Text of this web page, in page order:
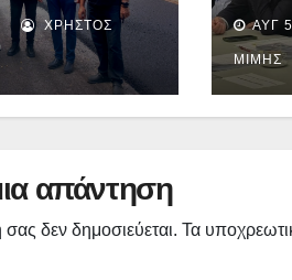
η
της
–
ΧΡΉΣΤΟΣ
για
ΑΥΓ
ΜΊΜΗΣ
απάντηση
δεν δημοσιεύεται. Τα